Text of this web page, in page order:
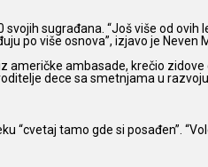
sugrađana. “Još više od ovih
po više osnova”, izjavo je Neven
američke ambasade, krečio
dece sa smetnjama u razvoju.
“cvetaj tamo gde si posađen”.